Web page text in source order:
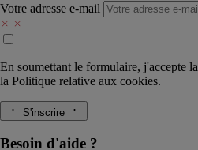
Votre adresse e-mail
En soumettant le formulaire, j'accepte la
la Politique relative aux cookies.
S'inscrire
Besoin d'aide ?